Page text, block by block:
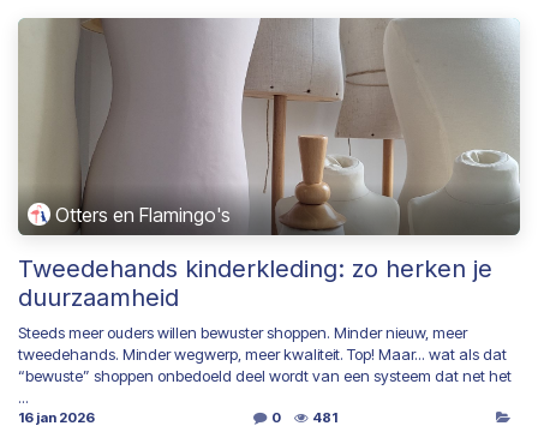
Otters en Flamingo's
Tweedehands kinderkleding: zo herken je
duurzaamheid
Steeds meer ouders willen bewuster shoppen. Minder nieuw, meer
tweedehands. Minder wegwerp, meer kwaliteit. Top! Maar... wat als dat
“bewuste” shoppen onbedoeld deel wordt van een systeem dat net het
...
16 jan 2026 0 481